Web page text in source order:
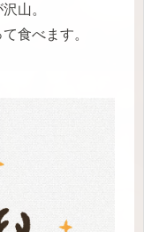
山。
食べます。